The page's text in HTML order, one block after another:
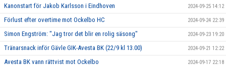
Kanonstart för Jakob Karlsson i Eindhoven 2024-09-25 14:12
Förlust efter overtime mot Ockelbo HC 2024-09-24 22:39
Simon Engström: "Jag tror det blir en rolig säsong" 2024-09-23 19:20
Tränarsnack inför Gävle GIK-Avesta BK (22/9 kl 13.00) 2024-09-21 12:22
Avesta BK vann rättvist mot Ockelbo 2024-09-17 22:18